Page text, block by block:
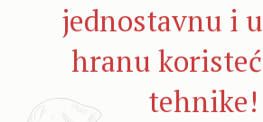
jednostavnu i
hranu
tehnike!